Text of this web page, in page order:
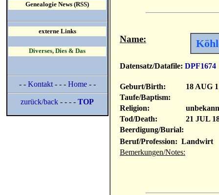
Name:
Datensatz/Datafile: DPF1674
Geburt/Birth:
18 AUG
Taufe/Baptism:
Religion:
Tod/Death:
21 JUL
Beerdigung/Burial:
Beruf/Profession: Landwirt
Bemerkungen/Notes:
Genealogie News (RSS)
externe Links
Diverses, Dies & Das
- - Kontakt- - - Home- -
zurück/back - - - -TOP